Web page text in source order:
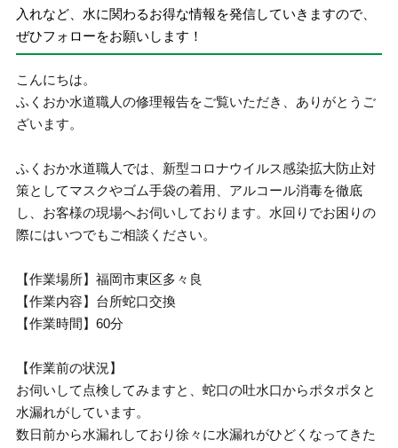
入れなど、水に関わるお得な情報を発信していきますので、
ぜひフォローをお願いします！
こんにちは。
ふくおか水道職人の修理報告をご覧いただき、ありがとうご
ざいます。
ふくおか水道職人では、新型コロナウイルス感染拡大防止対
策としてマスクやゴム手袋の着用、アルコール消毒を徹底
し、お客様の現場へお伺いしております。水回りでお困りの
際にはいつでもご相談ください。
【作業場所】福岡市東区多々良
【作業内容】台所蛇口交換
【作業時間】60分
【作業前の状況】
お伺いして点検してみますと、蛇口の吐水口からポタポタと
水漏れがしています。
数日前から水漏れしており徐々に水漏れがひどくなってきた